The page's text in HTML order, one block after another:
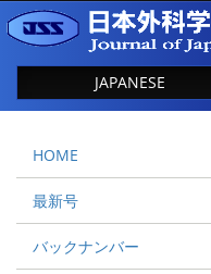
JAPANESE
HOME
最新号
バックナンバー